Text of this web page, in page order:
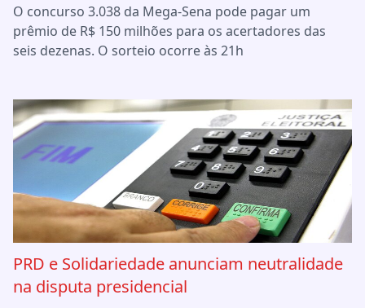
O concurso 3.038 da Mega-Sena pode pagar um
prêmio de R$ 150 milhões para os acertadores das
seis dezenas. O sorteio ocorre às 21h
PRD e Solidariedade anunciam neutralidade
na disputa presidencial